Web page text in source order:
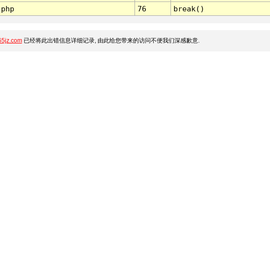
76 break()
已经将此出错信息详细记录, 由此给您带来的访问不便我们深感歉意.